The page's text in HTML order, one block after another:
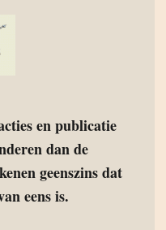
en publicatie
dan de
geenszins dat
eens is.